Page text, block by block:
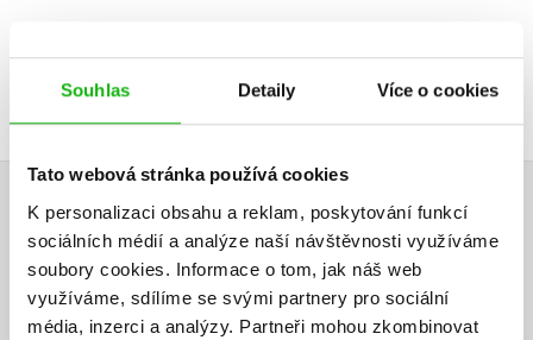
Souhlas Detaily Více o cookies
Tato webová stránka používá cookies
K personalizaci obsahu a reklam, poskytování funkcí
sociálních médií a analýze naší návštěvnosti využíváme
soubory cookies. Informace o tom, jak náš web
využíváme, sdílíme se svými partnery pro sociální
média, inzerci a analýzy. Partneři mohou zkombinovat
HODNOCENÍ ČTENÁŘŮ
V současné době nejsou vytvořena žádná uživatelská hodnocení.